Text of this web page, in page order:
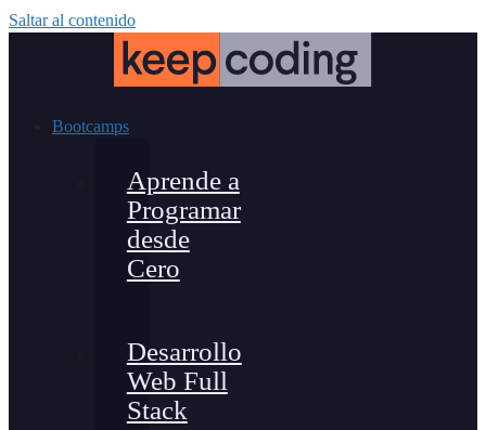
Saltar al contenido
Bootcamps
Aprende a
Programar
desde
Cero
Desarrollo
Web Full
Stack